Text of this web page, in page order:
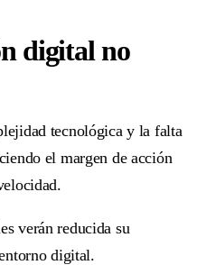
digitalno
tecnológica y la falta
el margen de acción
verán reducida su
digital.